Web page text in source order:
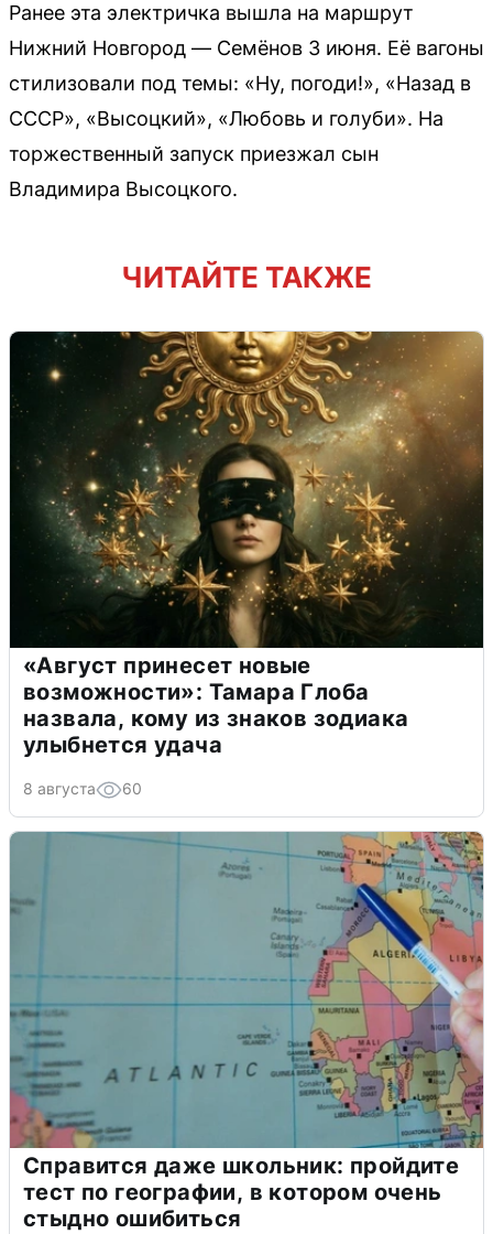
Ранее эта электричка вышла на маршрут
Нижний Новгород — Семёнов 3 июня. Её вагоны
стилизовали под темы: «Ну, погоди!», «Назад в
СССР», «Высоцкий», «Любовь и голуби». На
торжественный запуск приезжал сын
Владимира Высоцкого.
ЧИТАЙТЕ ТАКЖЕ
«Август принесет новые
возможности»: Тамара Глоба
назвала, кому из знаков зодиака
улыбнется удача
8 августа 60
Справится даже школьник: пройдите
тест по географии, в котором очень
стыдно ошибиться